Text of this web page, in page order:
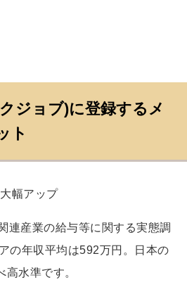
ジョブ)に登録するメ
ト
幅アップ
連産業の給与等に関する実態調
の年収平均は592万円。日本の
水準です。